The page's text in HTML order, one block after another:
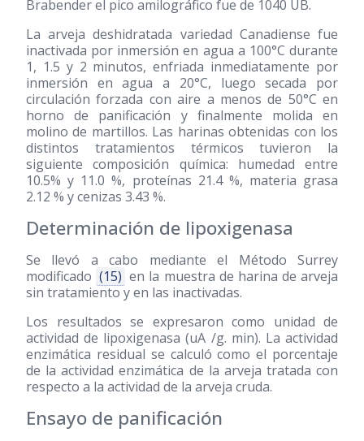
Brabender el pico amilográfico fue de 1040 UB.
La arveja deshidratada variedad Canadiense fue
inactivada por inmersión en agua a 100°C durante
1, 1.5 y 2 minutos, enfriada inmediatamente por
inmersión en agua a 20°C, luego secada por
circulación forzada con aire a menos de 50°C en
horno de panificación y finalmente molida en
molino de martillos. Las harinas obtenidas con los
distintos tratamientos térmicos tuvieron la
siguiente composición química: humedad entre
10.5% y 11.0 %, proteínas 21.4 %, materia grasa
2.12 % y cenizas 3.43 %.
Determinación de lipoxigenasa
Se llevó a cabo mediante el Método Surrey
modificado (15) en la muestra de harina de arveja
sin tratamiento y en las inactivadas.
Los resultados se expresaron como unidad de
actividad de lipoxigenasa (uA /g. min). La actividad
enzimática residual se calculó como el porcentaje
de la actividad enzimática de la arveja tratada con
respecto a la actividad de la arveja cruda.
Ensayo de panificación